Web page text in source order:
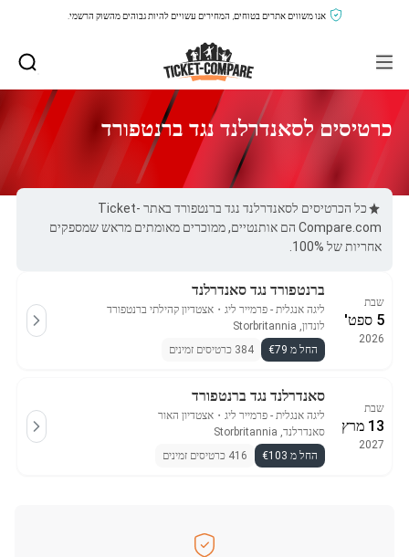
אנו משווים אתרים בטוחים, המחירים עשויים להיות גבוהים מהשוק הרשמי.
כרטיסים לסאנדרלנד נגד ברנטפורד
כל הכרטיסים לסאנדרלנד נגד ברנטפורד באתר Ticket-
Compare.com הם אותנטיים, ממוכרים מאומתים מראש שמספקים
אחריות של 100%.
שבת
5 ספט'
2026
ברנטפורד נגד סאנדרלנד
ליגה אנגלית - פרמייר ליג ・ אצטדיון קהילתי ברנטפורד
לונדון, Storbritannia
החל מ €79
384 כרטיסים זמינים
שבת
13 מרץ
2027
סאנדרלנד נגד ברנטפורד
ליגה אנגלית - פרמייר ליג ・ אצטדיון האור
סאנדרלנד, Storbritannia
החל מ €103
416 כרטיסים זמינים